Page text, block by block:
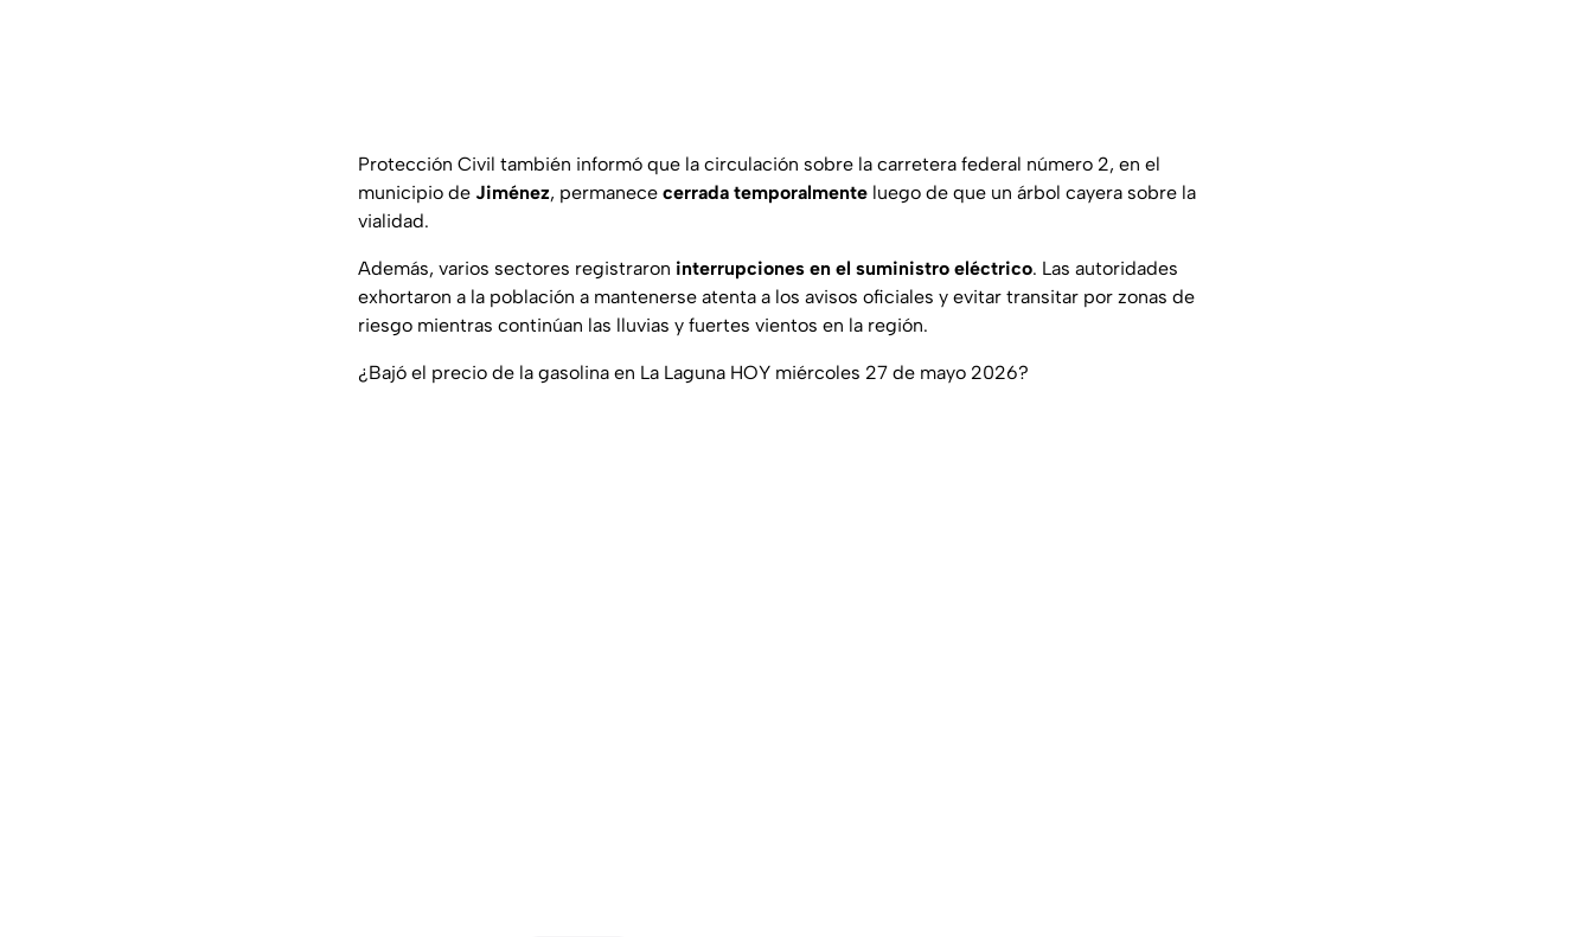
Protección Civil también informó que la circulación sobre la carretera federal número 2, en el
municipio de Jiménez, permanece cerrada temporalmente luego de que un árbol cayera sobre la
vialidad.
Además, varios sectores registraron interrupciones en el suministro eléctrico. Las autoridades
exhortaron a la población a mantenerse atenta a los avisos oficiales y evitar transitar por zonas de
riesgo mientras continúan las lluvias y fuertes vientos en la región.
¿Bajó el precio de la gasolina en La Laguna HOY miércoles 27 de mayo 2026?